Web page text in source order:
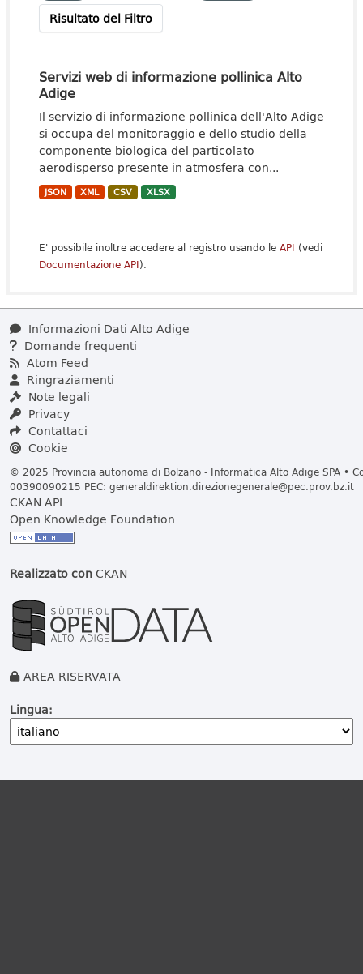
Risultato del Filtro
Servizi web di informazione pollinica Alto
Adige
Il servizio di informazione pollinica dell'Alto Adige
si occupa del monitoraggio e dello studio della
componente biologica del particolato
aerodisperso presente in atmosfera con...
JSON XML CSV XLSX
E' possibile inoltre accedere al registro usando le API (vedi
Documentazione API).
Informazioni Dati Alto Adige
Domande frequenti
Atom Feed
Ringraziamenti
Note legali
Privacy
Contattaci
Cookie
© 2025 Provincia autonoma di Bolzano - Informatica Alto Adige SPA •
00390090215 PEC: generaldirektion.direzionegenerale@pec.prov.bz.it
CKAN API
Open Knowledge Foundation
Realizzato conCKAN
AREA RISERVATA
Lingua